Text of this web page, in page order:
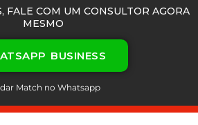
FALE COM UM CONSULTOR AGORA
MESMO
BUSINESS
dar Match no Whatsapp